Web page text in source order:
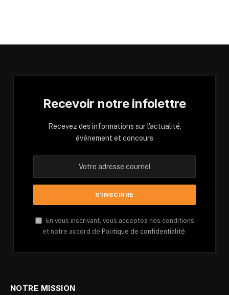
Recevoir notre infolettre
Recevez des informations sur l'actualité,
événement et concours
En vous inscrivant, vous acceptez nos conditions
et notre accord de Politique de confidentialité.
NOTRE MISSION